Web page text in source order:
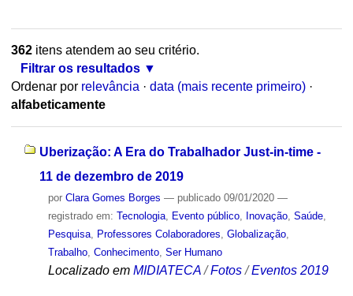
362itens atendem ao seu critério.
Filtrar os resultados
Ordenar por relevância · data (mais recente primeiro) ·
alfabeticamente
Uberização: A Era do Trabalhador Just-in-time -
11 de dezembro de 2019
por Clara Gomes Borges — publicado09/01/2020 —
registrado em: Tecnologia, Evento público, Inovação, Saúde,
Pesquisa, Professores Colaboradores Globalização,
Trabalho, Conhecimento, Ser Humano
Localizado em MIDIATECA /Fotos /Eventos 2019